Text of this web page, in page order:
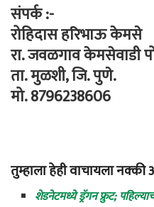
संपर्क :-
रोहिदास हरिभाऊ केमसे
रा. जवळगाव केमसेवाडी
ता. मुळशी, जि. पुणे.
मो. 8796238606
तुम्हाला हेही वाचायला
शेडनेटमध्ये ड्रॅगन फ्रुट;